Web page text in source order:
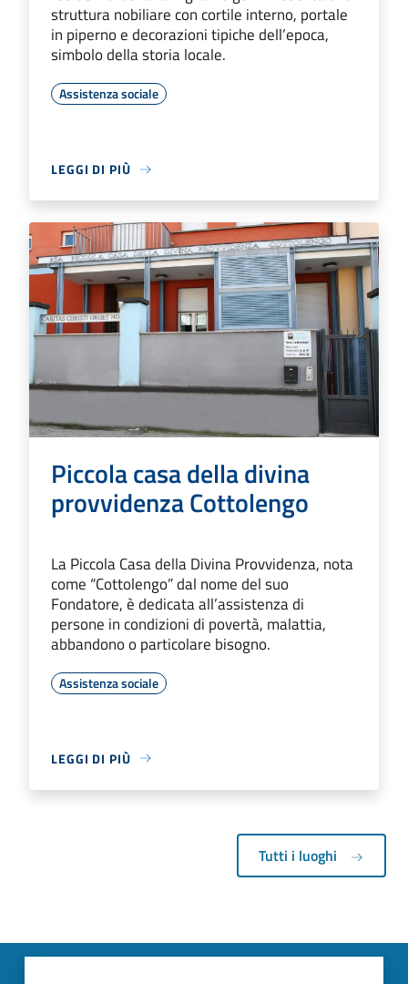
struttura nobiliare con cortile interno, portale
in piperno e decorazioni tipiche dell’epoca,
simbolo della storia locale.
Assistenza sociale
LEGGI DI PIÙ
Piccola casa della divina
provvidenza Cottolengo
La Piccola Casa della Divina Provvidenza, nota
come “Cottolengo” dal nome del suo
Fondatore, è dedicata all’assistenza di
persone in condizioni di povertà, malattia,
abbandono o particolare bisogno.
Assistenza sociale
LEGGI DI PIÙ
Tutti i luoghi